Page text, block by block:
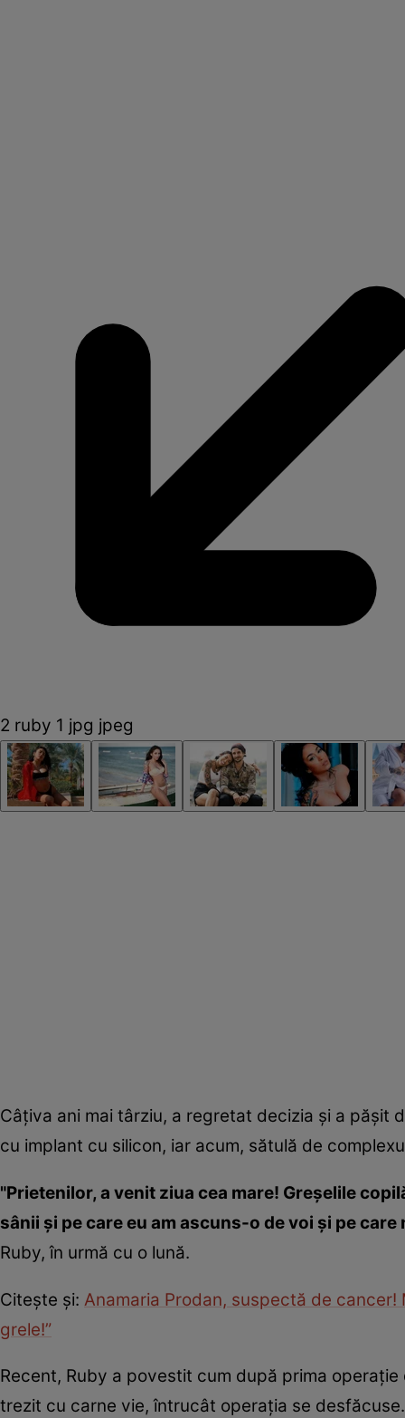
2 ruby 1 jpg jpeg
Câţiva ani mai târziu, a regretat decizia şi a păşit
cu implant cu silicon, iar acum, sătulă de
"Prietenilor, a venit ziua cea mare! Greşelile
sânii şi pe care eu am ascuns-o de voi şi pe
Ruby, în urmă cu o lună.
Citeşte şi: Anamaria Prodan, suspectă de
grele!”
Recent, Ruby a povestit cum după prima
trezit cu carne vie, întrucât operaţia se desfăcuse.